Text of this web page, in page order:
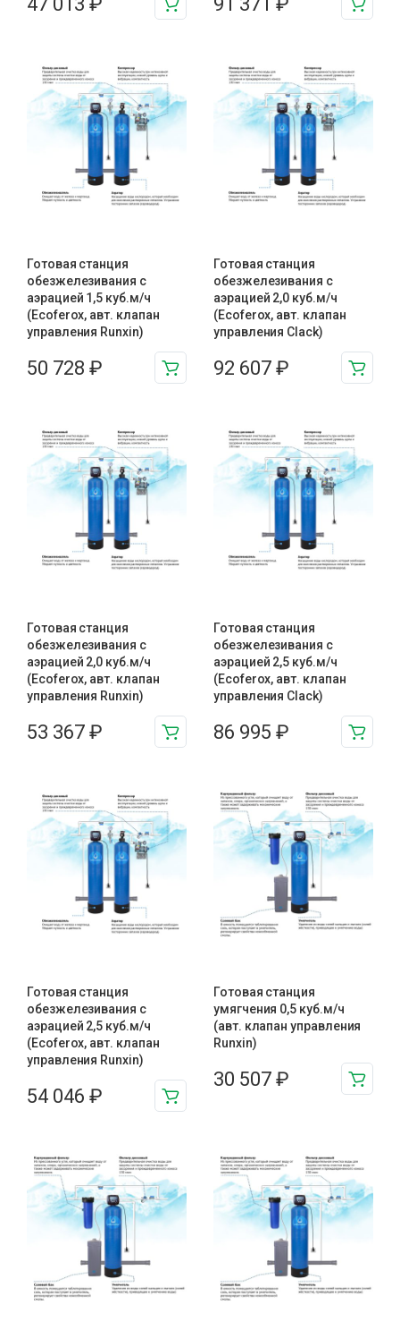
Готовая станция
обезжелезивания c
аэрацией 1,5 куб.м/ч
(Ecoferox, авт. клапан
управления Runxin)
50 728 ₽
Готовая станция
обезжелезивания c
аэрацией 2,0 куб.м/ч
(Ecoferox, авт. клапан
управления Clack)
92 607 ₽
Готовая станция
обезжелезивания c
аэрацией 2,0 куб.м/ч
(Ecoferox, авт. клапан
управления Runxin)
53 367 ₽
Готовая станция
обезжелезивания c
аэрацией 2,5 куб.м/ч
(Ecoferox, авт. клапан
управления Clack)
86 995 ₽
Готовая станция
обезжелезивания c
аэрацией 2,5 куб.м/ч
(Ecoferox, авт. клапан
управления Runxin)
54 046 ₽
Готовая станция
умягчения 0,5 куб.м/ч
(авт. клапан управления
Runxin)
30 507 ₽